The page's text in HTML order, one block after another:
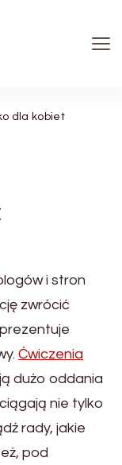
dla kobiet
i stron
zwrócić
Ćwiczenia
dużo oddania
nie tylko
rady, jakie
pod